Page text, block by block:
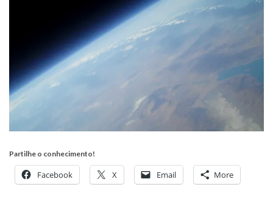
Partilhe o conhecimento!
Facebook X Email More